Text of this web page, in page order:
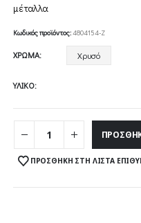
μέταλλα
Κωδικός προϊόντος:4804154-Z
ΧΡΏΜΑ Χρυσό
ΥΛΙΚΌ
ΠΡΟΣΘΉΚΗ ΣΤΗ ΛΊΣΤΑ